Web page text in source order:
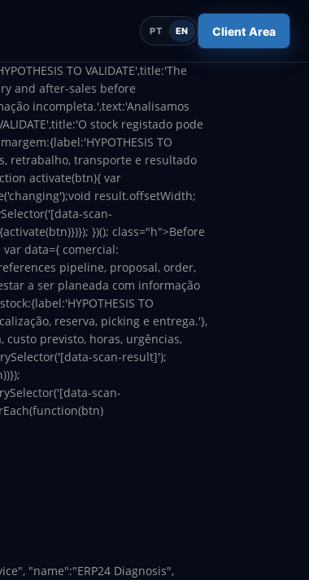
PT EN Client Area
TO VALIDATE',title:'The
and after-sales before
incompleta.',text:'Analisamos
stock registado pode
TO
retrabalho, transporte e resultado
activate(btn){ var
result.offsetWidth;
scan-
})(); class="h">Before
data={ comercial:
pipeline, proposal, order,
a ser planeada com informação
TO
reserva, picking e entrega.'},
custo previsto, horas, urgências,
scan-result]');
scan-
"name":"ERP24 Diagnosis",